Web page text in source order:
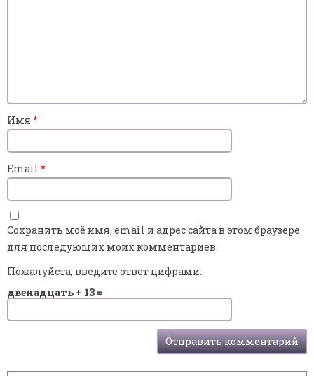
Имя *
Email *
Сохранить моё имя, email и адрес сайта в этом браузере
для последующих моих комментариев.
Пожалуйста, введите ответ цифрами:
двенадцать + 13 =